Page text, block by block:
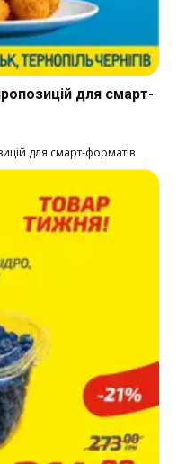
для смарт-
для смарт-форматів